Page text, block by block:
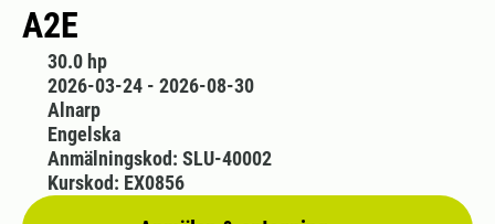
A2E
30.0 hp
2026-03-24 - 2026-08-30
Alnarp
Engelska
Anmälningskod: SLU-40002
Kurskod: EX0856